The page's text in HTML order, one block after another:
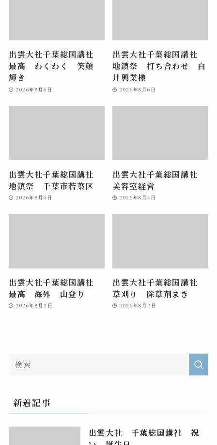
出雲大社千葉総国講社
最高 わくわく 笑顔
輝き
2026年8月6日
出雲大社千葉総国講社
地鎮祭 打ち合わせ 白
井興業様
2026年8月6日
出雲大社千葉総国講社
地鎮祭 千葉市若葉区
2026年8月6日
出雲大社千葉総国講社
美容室経営
2026年8月4日
出雲大社千葉総国講社
最高 海外 山登り
2026年8月2日
出雲大社千葉総国講社
草刈り 除草剤まき
2026年8月2日
新着記事
出雲大社 千葉総国講社 祝